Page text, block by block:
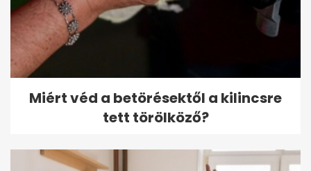
Miért véd a betörésektől a kilincsre
tett törölköző?